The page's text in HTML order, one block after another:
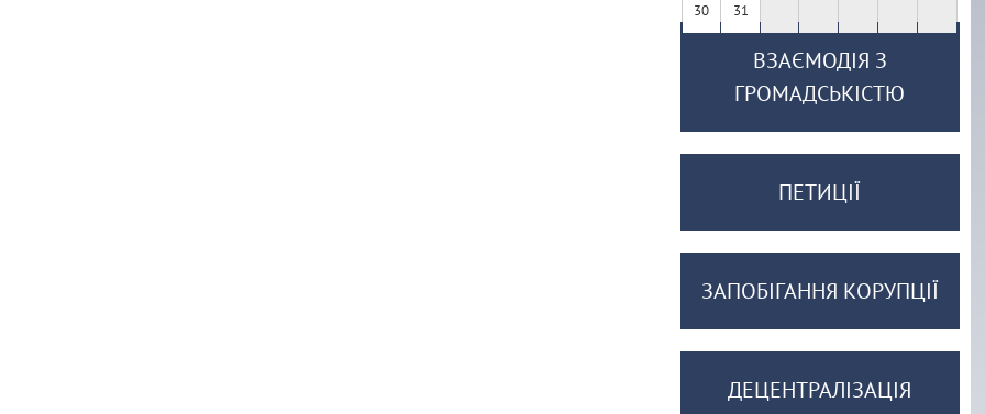
30 31
ВЗАЄМОДІЯ З
ГРОМАДСЬКІСТЮ
ПЕТИЦІЇ
ЗАПОБІГАННЯ КОРУПЦІЇ
ДЕЦЕНТРАЛІЗАЦІЯ